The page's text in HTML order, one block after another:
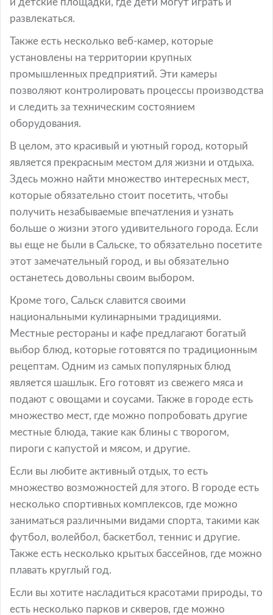
и детские площадки, где дети могут играть и
развлекаться.
Также есть несколько веб-камер, которые
установлены на территории крупных
промышленных предприятий. Эти камеры
позволяют контролировать процессы производства
и следить за техническим состоянием
оборудования.
В целом, это красивый и уютный город, который
является прекрасным местом для жизни и отдыха.
Здесь можно найти множество интересных мест,
которые обязательно стоит посетить, чтобы
получить незабываемые впечатления и узнать
больше о жизни этого удивительного города. Если
вы еще не были в Сальске, то обязательно посетите
этот замечательный город, и вы обязательно
останетесь довольны своим выбором.
Кроме того, Сальск славится своими
национальными кулинарными традициями.
Местные рестораны и кафе предлагают богатый
выбор блюд, которые готовятся по традиционным
рецептам. Одним из самых популярных блюд
является шашлык. Его готовят из свежего мяса и
подают с овощами и соусами. Также в городе есть
множество мест, где можно попробовать другие
местные блюда, такие как блины с творогом,
пироги с капустой и мясом, и другие.
Если вы любите активный отдых, то есть
множество возможностей для этого. В городе есть
несколько спортивных комплексов, где можно
заниматься различными видами спорта, такими как
футбол, волейбол, баскетбол, теннис и другие.
Также есть несколько крытых бассейнов, где можно
плавать круглый год.
Если вы хотите насладиться красотами природы, то
есть несколько парков и скверов, где можно